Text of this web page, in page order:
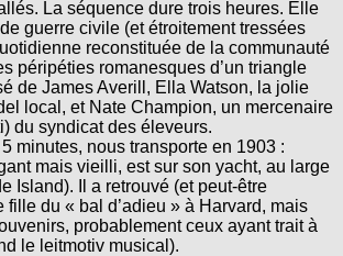
La séquence dure trois heures. Elle
guerre civile (et étroitement tressées
reconstituée de la communauté
péripéties romanesques d’un triangle
de James Averill, Ella Watson, la jolie
local, et Nate Champion, un mercenaire
du syndicat des éleveurs.
5 minutes, nous transporte en 1903 :
mais vieilli, est sur son yacht, au large
Island). Il a retrouvé (et peut-être
fille du « bal d’adieu » à Harvard, mais
probablement ceux ayant trait à
le leitmotiv musical).